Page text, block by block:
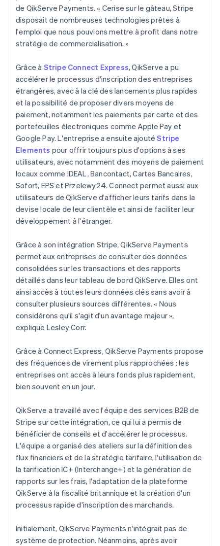
de QikServe Payments. « Cerise sur le gâteau, Stripe
disposait de nombreuses technologies prêtes à
l'emploi que nous pouvions mettre à profit dans notre
stratégie de commercialisation. »
Grâce à Stripe Connect Express, QikServe a pu
accélérer le processus d'inscription des entreprises
étrangères, avec à la clé des lancements plus rapides
et la possibilité de proposer divers moyens de
paiement, notamment les paiements par carte et des
portefeuilles électroniques comme Apple Pay et
Google Pay. L'entreprise a ensuite ajoutéStripe
Elements pour offrir toujours plus d'options à ses
utilisateurs, avec notamment des moyens de paiement
locaux comme iDEAL, Bancontact, Cartes Bancaires,
Sofort, EPS et Przelewy24. Connect permet aussi aux
utilisateurs de QikServe d'afficher leurs tarifs dans la
devise locale de leur clientèle et ainsi de faciliter leur
développement à l'étranger.
Grâce à son intégration Stripe, QikServe Payments
permet aux entreprises de consulter des données
consolidées sur les transactions et des rapports
détaillés dans leur tableau de bord QikServe. Elles ont
ainsi accès à toutes leurs données clés sans avoir à
consulter plusieurs sources différentes. « Nous
considérons qu'il s'agit d'un avantage majeur »,
explique Lesley Corr.
Grâce à Connect Express, QikServe Payments propose
des fréquences de virement plus rapprochées : les
entreprises ont accès à leurs fonds plus rapidement,
bien souvent en un jour.
QikServe a travaillé avec l'équipe des services B2B de
Stripe sur cette intégration, ce qui lui a permis de
bénéficier de conseils et d'accélérer le processus.
L'équipe a organisé des ateliers sur la définition des
flux financiers et de la stratégie tarifaire, l'utilisation de
la tarification IC+ (Interchange+) et la génération de
rapports sur les frais, l'adaptation de la plateforme
QikServe à la fiscalité britannique et la création d'un
processus rapide d'inscription des marchands.
Initialement, QikServe Payments n'intégrait pas de
système de protection. Néanmoins, après avoir